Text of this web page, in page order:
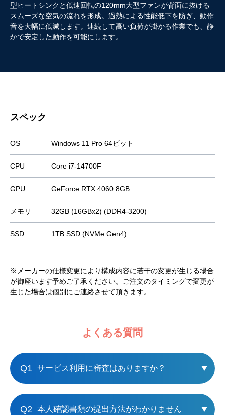
型ヒートシンクと低速回転の120mm大型ファンが背面に抜ける
スムーズな空気の流れを形成。過熱による性能低下を防ぎ、動作
音を大幅に低減します。連続して高い負荷が掛かる作業でも、静
かで安定した動作を可能にします。
スペック
OS Windows 11 Pro 64ビット
CPU Core i7-14700F
GPU GeForce RTX 4060 8GB
メモリ 32GB (16GBx2) (DDR4-3200)
SSD 1TB SSD (NVMe Gen4)
※メーカーの仕様変更により構成内容に若干の変更が生じる場合
が御座います予めご了承ください。ご注文のタイミングで変更が
生じた場合は個別にご連絡させて頂きます。
よくある質問
Q1 サービス利用に審査はありますか？
Q2 本人確認書類の提出方法がわかりません